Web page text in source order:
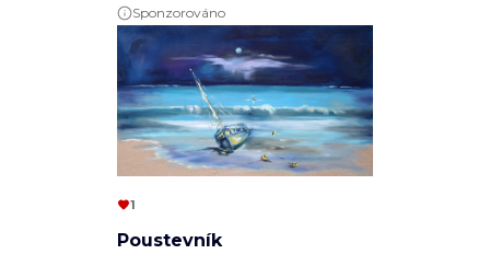
Sponzorováno
1
Poustevník